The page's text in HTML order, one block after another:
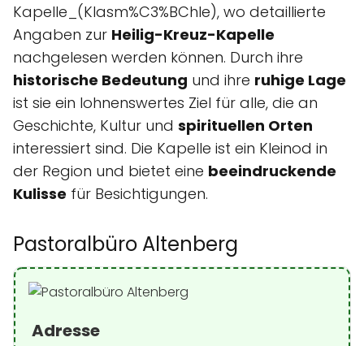
Kapelle_(Klasm%C3%BChle), wo detaillierte
Angaben zur Heilig-Kreuz-Kapelle
nachgelesen werden können. Durch ihre
historische Bedeutung und ihre ruhige Lage
ist sie ein lohnenswertes Ziel für alle, die an
Geschichte, Kultur und spirituellen Orten
interessiert sind. Die Kapelle ist ein Kleinod in
der Region und bietet eine beeindruckende
Kulisse für Besichtigungen.
Pastoralbüro Altenberg
Adresse